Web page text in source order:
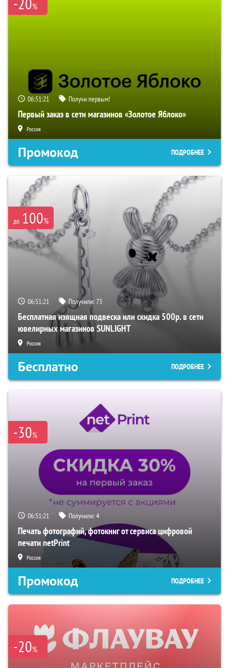
%
06:51:20 Получи первым!
Первый заказ в сети магазинов «Золотое Яблоко»
Россия
Промокод ПОДРОБНЕЕ
до 100%
06:51:20 Получили:73
Бесплатная изящная подвеска или скидка 500р. в сети
ювелирных магазинов SUNLIGHT
Россия
Бесплатно ПОДРОБНЕЕ
-30%
06:51:20 Получили:4
Печать фотографий, фотокниг от сервиса цифровой
печати netPrint
Россия
Промокод ПОДРОБНЕЕ
-20%